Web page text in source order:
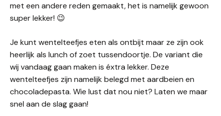
met een andere reden gemaakt, het is namelijk gewoon
super lekker! 😉
Je kunt wentelteefjes eten als ontbijt maar ze zijn ook
heerlijk als lunch of zoet tussendoortje. De variant die
wij vandaag gaan maken is éxtra lekker. Deze
wentelteefjes zijn namelijk belegd met aardbeien en
chocoladepasta. Wie lust dat nou niet? Laten we maar
snel aan de slag gaan!